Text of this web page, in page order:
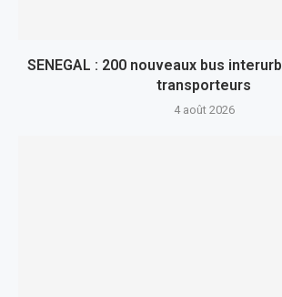
SENEGAL : 200 nouveaux bus
transporteurs
4 août 2026